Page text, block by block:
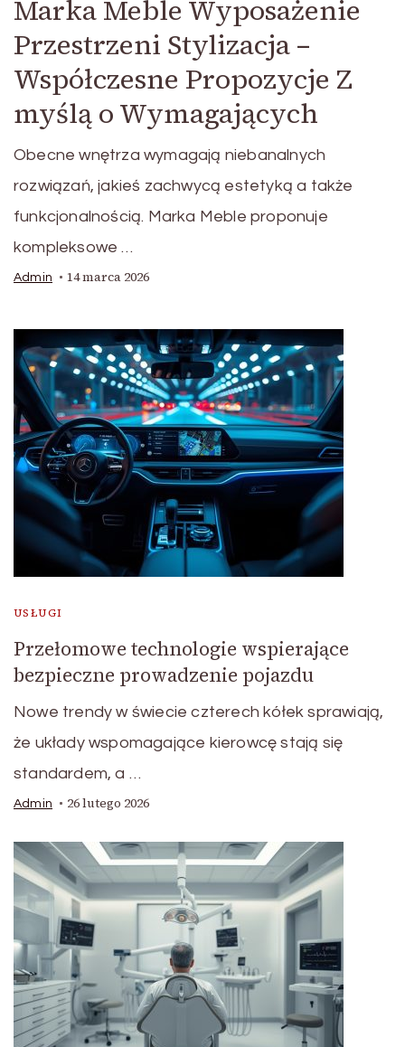
Marka Meble Wyposażenie
Przestrzeni Stylizacja –
Współczesne Propozycje Z
myślą o Wymagających
Obecne wnętrza wymagają niebanalnych
rozwiązań, jakieś zachwycą estetyką a także
funkcjonalnością. Marka Meble proponuje
kompleksowe …
Admin 14 marca 2026
USŁUGI
Przełomowe technologie wspierające
bezpieczne prowadzenie pojazdu
Nowe trendy w świecie czterech kółek sprawiają,
że układy wspomagające kierowcę stają się
standardem, a …
Admin 26 lutego 2026